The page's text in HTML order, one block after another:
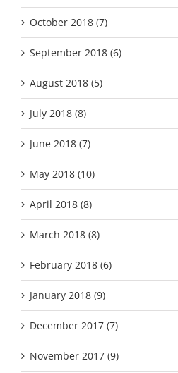
October 2018 (7)
September 2018 (6)
August 2018 (5)
July 2018 (8)
June 2018 (7)
May 2018 (10)
April 2018 (8)
March 2018 (8)
February 2018 (6)
January 2018 (9)
December 2017 (7)
November 2017 (9)